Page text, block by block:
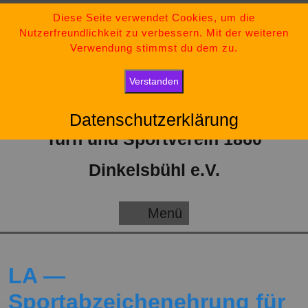
Inhalt
09851-554730
tsv-dinkelsbuehl@t-online.de
„Bleib stark, bleib positiv und gib niemals auf.“
Turn und Sportverein 1860
Dinkelsbühl e.V.
Menü
LA —
Sportabzeichenehrung für
Diese Seite verwendet Cookies, um die
Nutzerfreundlichkeit zu verbessern. Mit der weiteren
Verwendung stimmst du dem zu.
Verstanden
Datenschutzerklärung